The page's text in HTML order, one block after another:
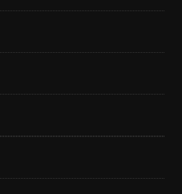
テイクアウト(26)